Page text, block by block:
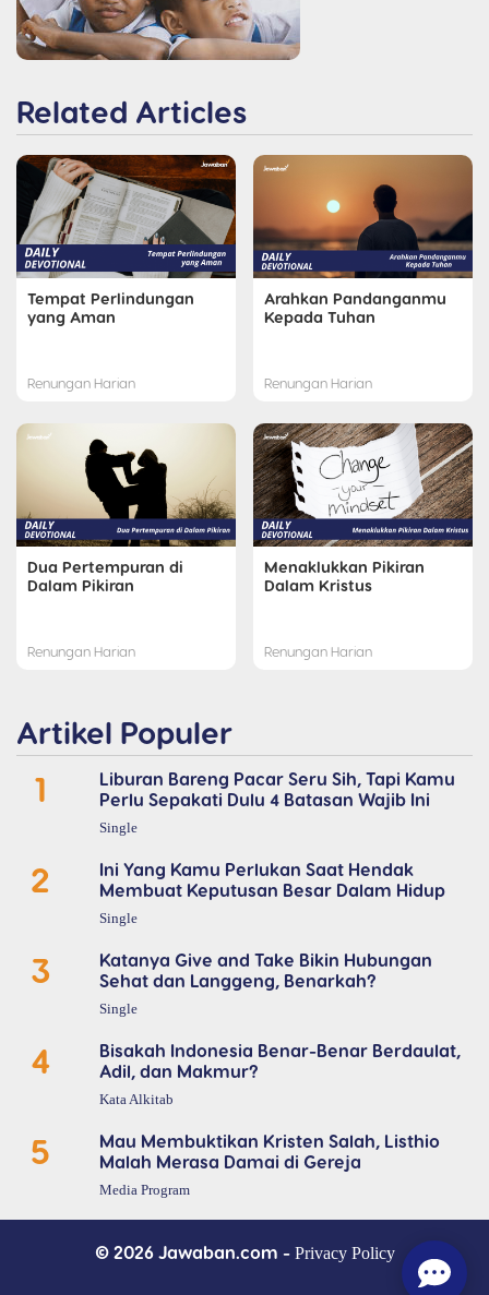
Related Articles
Tempat Perlindungan
yang Aman
Renungan Harian
Arahkan Pandanganmu
Kepada Tuhan
Renungan Harian
Dua Pertempuran di
Dalam Pikiran
Renungan Harian
Menaklukkan Pikiran
Dalam Kristus
Renungan Harian
Artikel Populer
1
Liburan Bareng Pacar Seru Sih, Tapi Kamu
Perlu Sepakati Dulu 4 Batasan Wajib Ini
Single
2
Ini Yang Kamu Perlukan Saat Hendak
Membuat Keputusan Besar Dalam Hidup
Single
3
Katanya Give and Take Bikin Hubungan
Sehat dan Langgeng, Benarkah?
Single
4
Bisakah Indonesia Benar-Benar Berdaulat,
Adil, dan Makmur?
Kata Alkitab
5
Mau Membuktikan Kristen Salah, Listhio
Malah Merasa Damai di Gereja
Media Program
© 2026 Jawaban.com - Privacy Policy